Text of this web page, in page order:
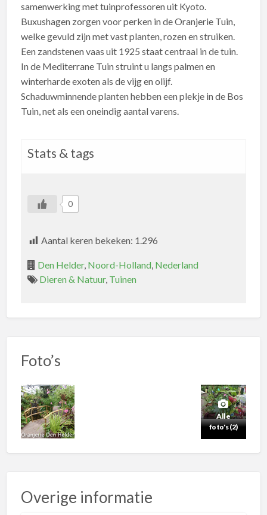
samenwerking met tuinprofessoren uit Kyoto.
Buxushagen zorgen voor perken in de Oranjerie Tuin,
welke gevuld zijn met vast planten, rozen en struiken.
Een zandstenen vaas uit 1925 staat centraal in de tuin.
In de Mediterrane Tuin struint u langs palmen en
winterharde exoten als de vijg en olijf.
Schaduwminnende planten hebben een plekje in de Bos
Tuin, net als een oneindig aantal varens.
Stats & tags
0
Aantal keren bekeken: 1.296
Den Helder, Noord-Holland, Nederland
Dieren & Natuur, Tuinen
Foto’s
Alle
foto's (2)
Overige informatie